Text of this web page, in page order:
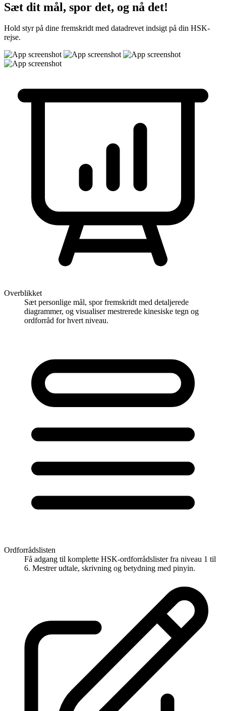
Sæt dit mål, spor det, og nå det!
Hold styr på dine fremskridt med datadrevet indsigt på din HSK-
rejse.
Overblikket
Sæt personlige mål, spor fremskridt med detaljerede
diagrammer, og visualiser mestrerede kinesiske tegn og
ordforråd for hvert niveau.
Ordforrådslisten
Få adgang til komplette HSK-ordforrådslister fra niveau 1 til
6. Mestrer udtale, skrivning og betydning med pinyin.